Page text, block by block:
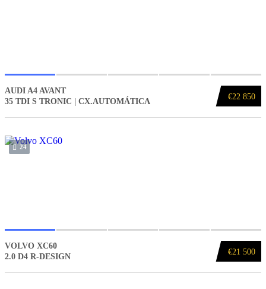
€22 850
AUDI A4 AVANT
35 TDI S TRONIC | CX.AUTOMÁTICA
24
€21 500
VOLVO XC60
2.0 D4 R-DESIGN